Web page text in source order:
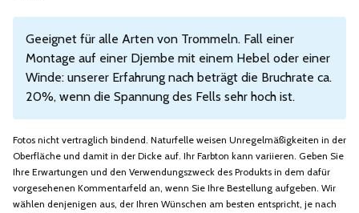
Geeignet für alle Arten von Trommeln. Fall einer
Montage auf einer Djembe mit einem Hebel oder einer
Winde: unserer Erfahrung nach beträgt die Bruchrate ca.
20%, wenn die Spannung des Fells sehr hoch ist.
Fotos nicht vertraglich bindend. Naturfelle weisen Unregelmäßigkeiten in der
Oberfläche und damit in der Dicke auf. Ihr Farbton kann variieren. Geben Sie
Ihre Erwartungen und den Verwendungszweck des Produkts in dem dafür
vorgesehenen Kommentarfeld an, wenn Sie Ihre Bestellung aufgeben. Wir
wählen denjenigen aus, der Ihren Wünschen am besten entspricht, je nach